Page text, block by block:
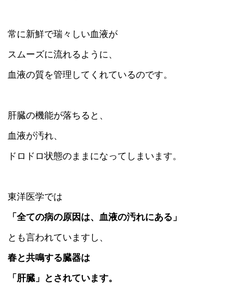
常に新鮮で瑞々しい血液が
スムーズに流れるように、
血液の質を管理してくれているのです。
肝臓の機能が落ちると、
血液が汚れ、
ドロドロ状態のままになってしまいます。
東洋医学では
「全ての病の原因は、血液の汚れにある」
とも言われていますし、
春と共鳴する臓器は
「肝臓」とされています。